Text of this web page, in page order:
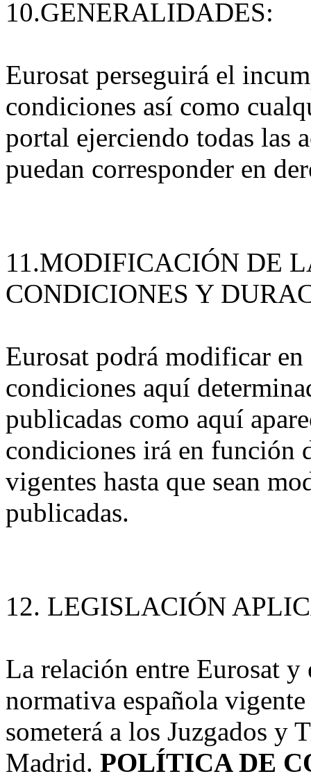
10.GENERALIDADES:
Eurosat perseguirá el
condiciones así como
portal ejerciendo todas las
puedan corresponder en
11.MODIFICACIÓN DE
CONDICIONES Y
Eurosat podrá modificar
condiciones aquí
publicadas como aquí
condiciones irá en función
vigentes hasta que sean
publicadas.
12. LEGISLACIÓN
La relación entre Eurosat
normativa española
someterá a los Juzgados y
Madrid. POLÍTICA DE